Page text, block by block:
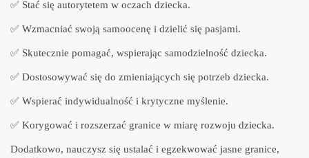
✅ Stać się autorytetem w oczach dziecka.
✅ Wzmacniać swoją samoocenę i dzielić się pasjami.
✅ Skutecznie pomagać, wspierając samodzielność dziecka.
✅ Dostosowywać się do zmieniających się potrzeb dziecka.
✅ Wspierać indywidualność i krytyczne myślenie.
✅ Korygować i rozszerzać granice w miarę rozwoju dziecka.
Dodatkowo, nauczysz się ustalać i egzekwować jasne granice,